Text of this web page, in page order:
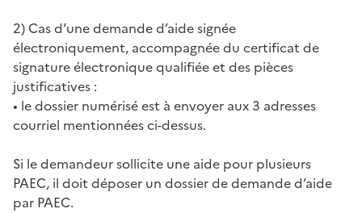
2) Cas d’une demande d’aide signée
électroniquement, accompagnée du certificat de
signature électronique qualifiée et des pièces
justificatives :
• le dossier numérisé est à envoyer aux 3 adresses
courriel mentionnées ci-dessus.
Si le demandeur sollicite une aide pour plusieurs
PAEC, il doit déposer un dossier de demande d’aide
par PAEC.